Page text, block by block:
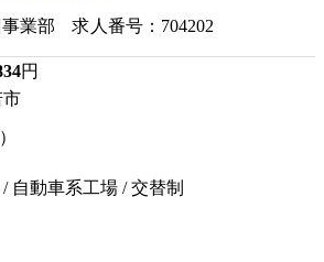
業部 求人番号：704202
円
市
自動車系工場 / 交替制